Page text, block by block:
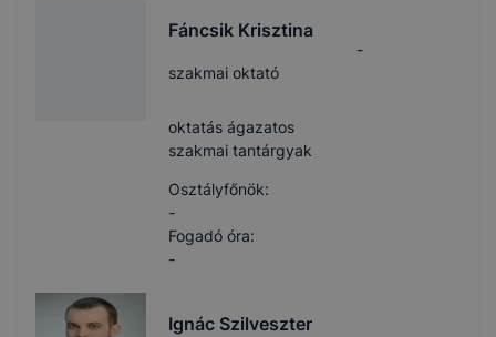
Fáncsik Krisztina
szakmai oktató
oktatás ágazatos
szakmai tantárgyak
-
Osztályfőnök:
-
Fogadó óra:
-
Ignác Szilveszter